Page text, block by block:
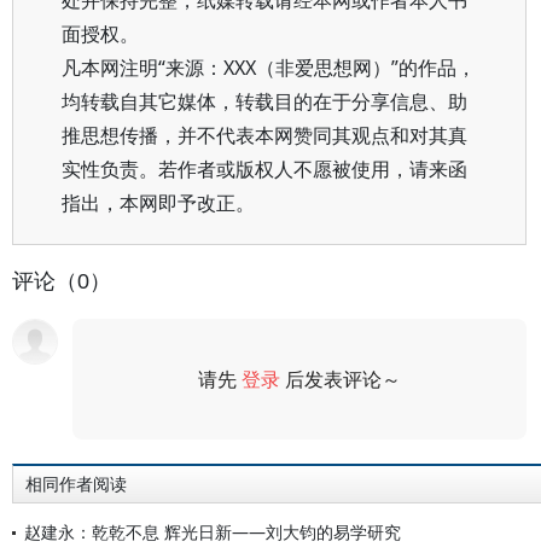
面授权。
凡本网注明“来源：XXX（非爱思想网）”的作品，
均转载自其它媒体，转载目的在于分享信息、助
推思想传播，并不代表本网赞同其观点和对其真
实性负责。若作者或版权人不愿被使用，请来函
指出，本网即予改正。
评论（0）
请先登录 后发表评论～
相同作者阅读
赵建永：乾乾不息 辉光日新——刘大钧的易学研究